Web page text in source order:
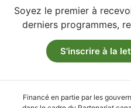
Soyez le premier à
derniers programmes,
S'inscrire à la
Financé en partie par les